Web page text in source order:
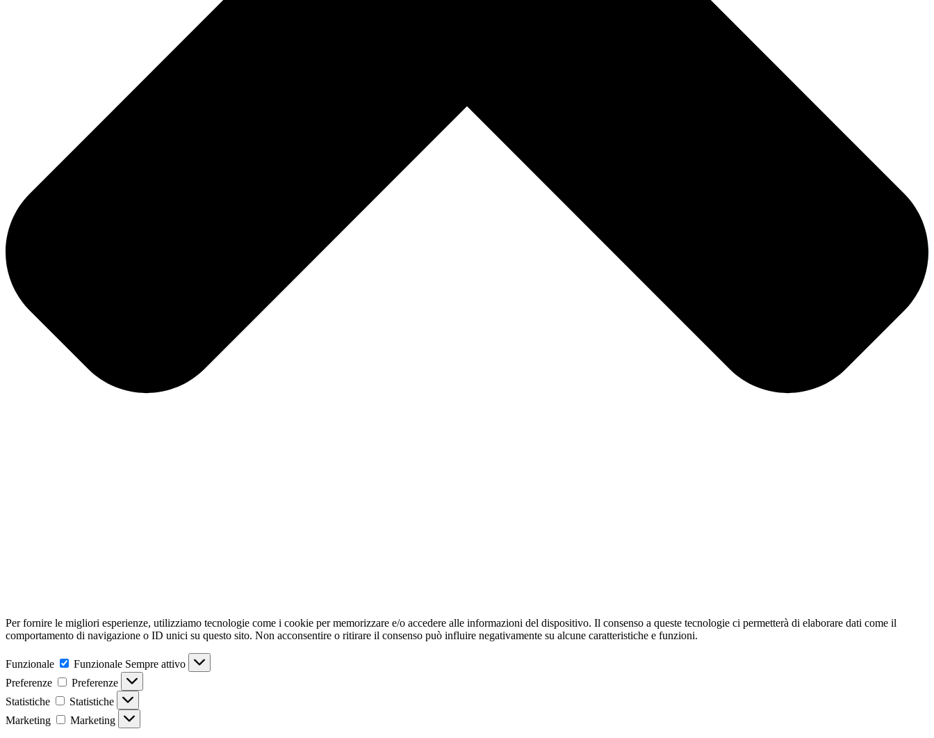
Per fornire le migliori esperienze, utilizziamo tecnologie come i cookie per memorizzare e/o accedere alle informazioni del dispositivo. Il consenso a queste tecnologie ci permetterà di elaborare dati come il
comportamento di navigazione o ID unici su questo sito. Non acconsentire o ritirare il consenso può influire negativamente su alcune caratteristiche e funzioni.
Funzionale Funzionale Sempre attivo
Preferenze
Preferenze
Statistiche
Statistiche
Marketing
Marketing